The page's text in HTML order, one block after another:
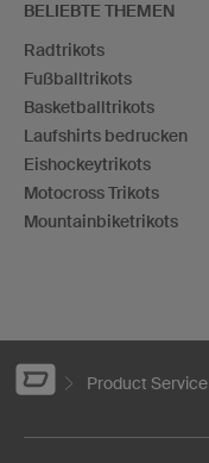
BELIEBTE THEMEN
Radtrikots
Fußballtrikots
Basketballtrikots
Laufshirts bedrucken
Eishockeytrikots
Motocross Trikots
Mountainbiketrikots
Product Service